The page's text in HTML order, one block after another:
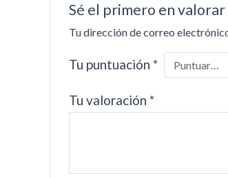
Sé el primero en valorar
Tu dirección de correo
Tu puntuación *
Tu valoración *